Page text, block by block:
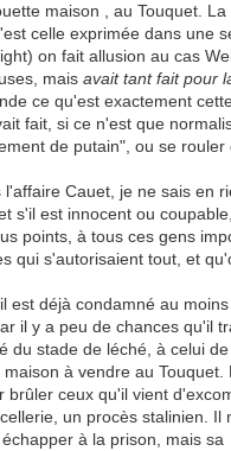
maison , au Touquet. La
celle exprimée dans une
on fait allusion au cas
mais avait tant fait pour
ce qu'est exactement
fait, si ce n'est que
de putain", ou se rouler
Cauet, je ne sais en
s'il est innocent ou
points, à tous ces gens
qui s'autorisaient tout, et
est déjà condamné au moins
il y a peu de chances qu'il
du stade de léché, à celui
à vendre au Touquet.
brûler ceux qu'il vient
un procès stalinien. Il
à la prison, mais sa